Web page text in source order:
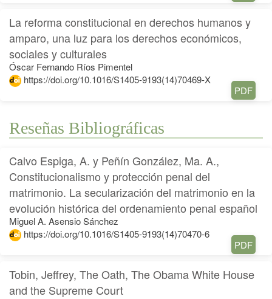
La reforma constitucional en derechos humanos y
amparo, una luz para los derechos económicos,
sociales y culturales
Óscar Fernando Ríos Pimentel
https://doi.org/10.1016/S1405-9193(14)70469-X
PDF
Reseñas Bibliográficas
Calvo Espiga, A. y Peñín González, Ma. A.,
Constitucionalismo y protección penal del
matrimonio. La secularización del matrimonio en la
evolución histórica del ordenamiento penal español
Miguel A. Asensio Sánchez
https://doi.org/10.1016/S1405-9193(14)70470-6
PDF
Tobin, Jeffrey, The Oath, The Obama White House
and the Supreme Court